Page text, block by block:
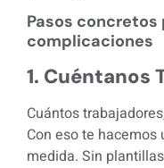
Pasos concretos
complicaciones
1. Cuéntanos
Cuántos
Con eso te
medida. Sin